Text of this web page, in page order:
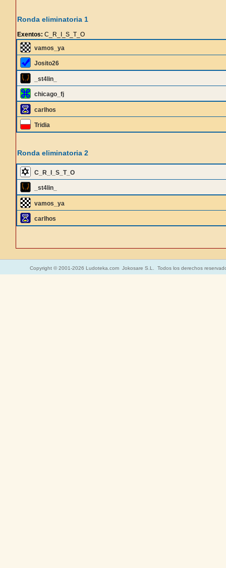
Ronda eliminatoria 1
Exentos: C_R_I_S_T_O
vamos_ya
Josito26
_st4lin_
chicago_fj
carlhos
Tridia
Ronda eliminatoria 2
C_R_I_S_T_O
_st4lin_
vamos_ya
carlhos
Copyright © 2001-2026 Ludoteka.com Jokosare S.L. Todos los derechos